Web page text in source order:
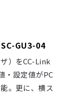
GU3-04
）をCC-Link
・設定値がPC
。更に、横ス